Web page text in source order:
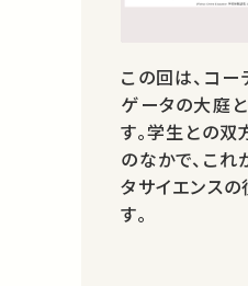
この回は、コー
ゲータの大庭
す。学生との
のなかで、こ
タサイエンス
す。